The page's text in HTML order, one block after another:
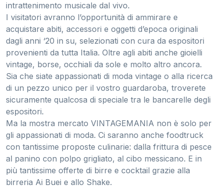
intrattenimento musicale dal vivo.
I visitatori avranno l’opportunità di ammirare e
acquistare abiti, accessori e oggetti d’epoca originali
dagli anni ‘20 in su, selezionati con cura da espositori
provenienti da tutta Italia. Oltre agli abiti anche gioielli
vintage, borse, occhiali da sole e molto altro ancora.
Sia che siate appassionati di moda vintage o alla ricerca
di un pezzo unico per il vostro guardaroba, troverete
sicuramente qualcosa di speciale tra le bancarelle degli
espositori.
Ma la mostra mercato VINTAGEMANIA non è solo per
gli appassionati di moda. Ci saranno anche foodtruck
con tantissime proposte culinarie: dalla frittura di pesce
al panino con polpo grigliato, al cibo messicano. E in
più tantissime offerte di birre e cocktail grazie alla
birreria Ai Buei e allo Shake.